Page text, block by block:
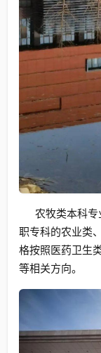
农牧类本科
职专科的农业类
格按照医药卫生
等相关方向。